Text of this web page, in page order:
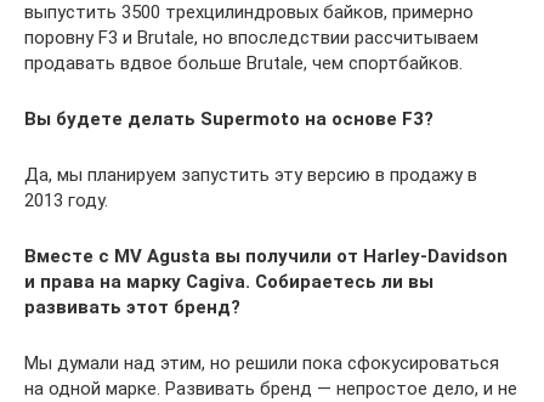
выпустить 3500 трехцилиндровых байков, примерно
поровну F3 и Brutale, но впоследствии рассчитываем
продавать вдвое больше Brutale, чем спортбайков.
Вы будете делать Supermoto на основе F3?
Да, мы планируем запустить эту версию в продажу в
2013 году.
Вместе с MV Agusta вы получили от Harley-Davidson
и права на марку Cagiva. Собираетесь ли вы
развивать этот бренд?
Мы думали над этим, но решили пока сфокусироваться
на одной марке. Развивать бренд — непростое дело, и не